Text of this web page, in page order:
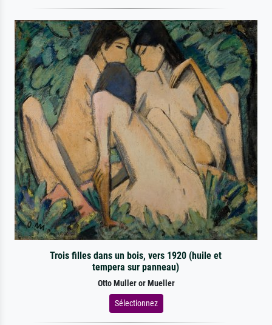
Trois filles dans un bois, vers 1920 (huile et
tempera sur panneau)
Otto Muller or Mueller
Sélectionnez